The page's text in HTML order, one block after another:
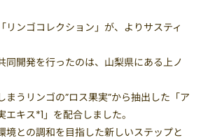
リンゴコレクション」が、よりサスティ
同開発を行ったのは、山梨県にある上ノ
まうリンゴの”ロス果実”から抽出した「ア
キス*1」を配合しました。
境との調和を目指した新しいステップと